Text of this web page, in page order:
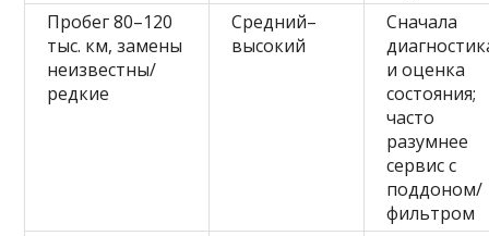
Пробег 80–120
тыс. км, замены
неизвестны/
редкие
Средний–
высокий
Сначала
и оценка
состояния;
часто
разумнее
сервис с
поддоном/
фильтром